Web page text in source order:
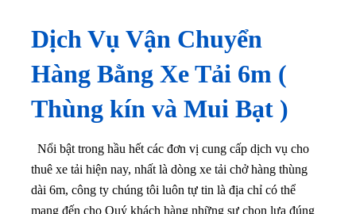
Dịch Vụ Vận Chuyển
Hàng Bằng Xe Tải 6m (
Thùng kín và Mui Bạt )
Nổi bật trong hầu hết các đơn vị cung cấp dịch vụ cho
thuê xe tải hiện nay, nhất là dòng xe tải chở hàng thùng
dài 6m, công ty chúng tôi luôn tự tin là địa chỉ có thể
mang đến cho Quý khách hàng những sự chọn lựa đúng